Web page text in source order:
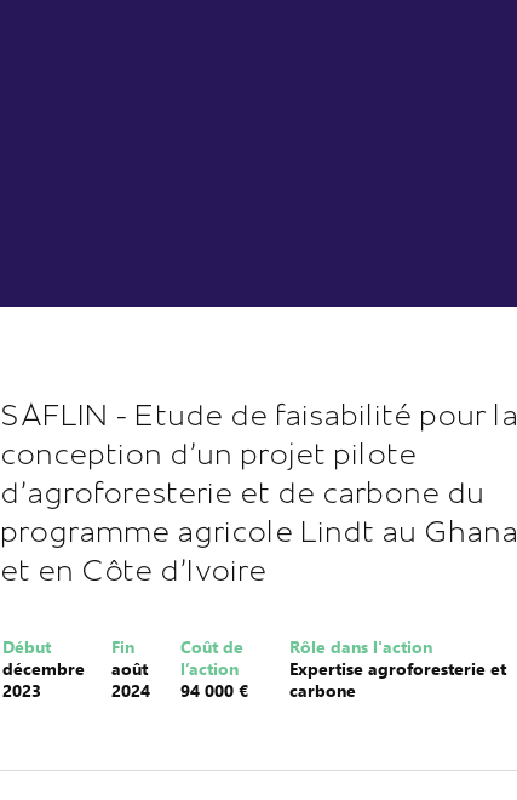
SAFLIN - Etude de faisabilité pour la
conception d'un projet pilote
d'agroforesterie et de carbone du
programme agricole Lindt au Ghana
et en Côte d'Ivoire
Début
décembre
2023
Fin
août
2024
Coût de
l’action
94 000 €
Rôle dans l'action
Expertise agroforesterie et
carbone